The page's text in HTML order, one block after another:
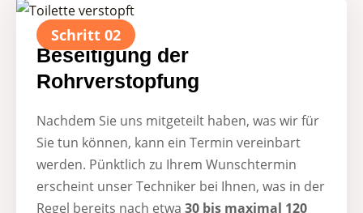
Schritt 02
Beseitigung der
Rohrverstopfung
Nachdem Sie uns mitgeteilt haben, was wir für
Sie tun können, kann ein Termin vereinbart
werden. Pünktlich zu Ihrem Wunschtermin
erscheint unser Techniker bei Ihnen, was in der
Regel bereits nach etwa 30 bis maximal 120